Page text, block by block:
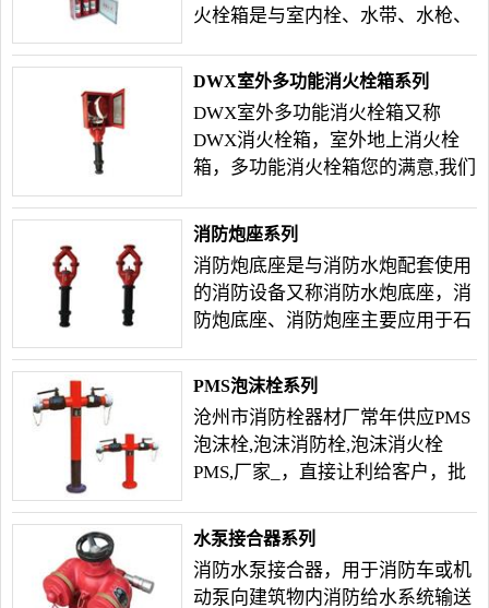
火栓箱是与室内栓、水带、水枪、
有给水、灭火报警等多功能的消防
DWX室外多功能消火栓箱系列
DWX室外多功能消火栓箱又称
DWX消火栓箱，室外地上消火栓
箱，多功能消火栓箱您的满意,我们
奋、创新、奉献”的经营理念,热诚
为国内外客户服务。
消防炮座系列
消防炮底座是与消防水炮配套使用
的消防设备又称消防水炮底座，消
防炮底座、消防炮座主要应用于石
大型仓库、码头、矿山等场所。
PMS泡沫栓系列
沧州市消防栓器材厂常年供应PMS
泡沫栓,泡沫消防栓,泡沫消火栓
PMS,厂家_，直接让利给客户，批
水泵接合器系列
消防水泵接合器，用于消防车或机
动泵向建筑物内消防给水系统输送